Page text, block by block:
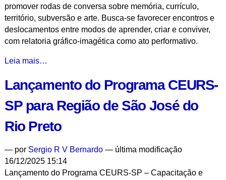
promover rodas de conversa sobre memória, currículo,
território, subversão e arte. Busca-se favorecer encontros e
deslocamentos entre modos de aprender, criar e conviver,
com relatoria gráfico-imagética como ato performativo.
Territórios
Diálogos
Memória,
e
Artísticas
-
Leia mais…
Lançamento do Programa CEURS-
SP para Região de São José do
Rio Preto
— por Sergio R V Bernardo— última modificação
16/12/2025 15:14
Lançamento do Programa CEURS-SP – Capacitação e